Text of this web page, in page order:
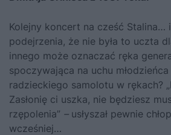
Kolejny koncert na cześć Stalina…
podejrzenia, że nie była to uczta
innego może oznaczać ręka
spoczywająca na uchu
radzieckiego samolotu w rękach?
Zasłonię ci uszka, nie będziesz
rzępolenia” –usłyszał pewnie
wcześniej…